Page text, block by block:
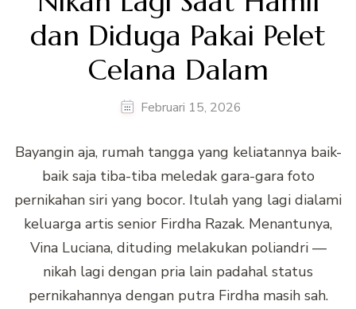
dan Diduga Pakai Pelet
Celana Dalam
Februari 15, 2026
Bayangin aja, rumah tangga yang keliatannya baik-
baik saja tiba-tiba meledak gara-gara foto
pernikahan siri yang bocor. Itulah yang lagi dialami
keluarga artis senior Firdha Razak. Menantunya,
Vina Luciana, dituding melakukan poliandri —
nikah lagi dengan pria lain padahal status
pernikahannya dengan putra Firdha masih sah.